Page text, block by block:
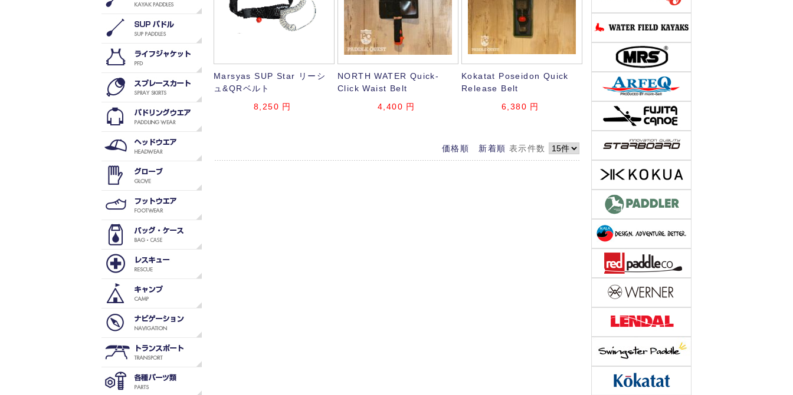
Marsyas SUP Star リーシ
ュ&QRベルト
8,250 円
NORTH WATER Quick-
Click Waist Belt
4,400 円
Kokatat Poseidon Quick
Release Belt
6,380 円
価格順 新着順 表示件数